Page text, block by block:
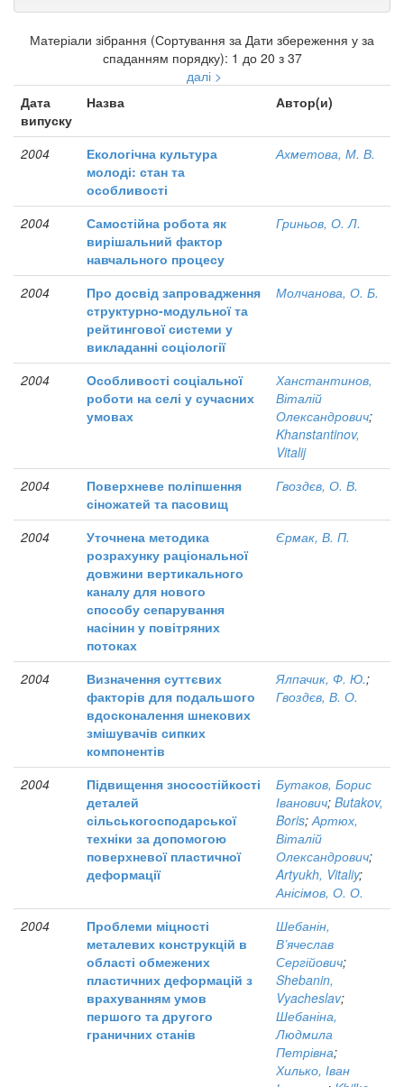
Матеріали зібрання (Сортування за Дати збереження у за
спаданням порядку): 1 до 20 з 37
далі >
Дата
випуску
Назва Автор(и)
2004
Екологічна культура
молоді: стан та
особливості
Ахметова, М. В.
2004
Самостійна робота як
вирішальний фактор
навчального процесу
Гриньов, О. Л.
2004
Про досвід запровадження
структурно-модульної та
рейтингової системи у
викладанні соціології
Молчанова, О. Б.
2004
Особливості соціальної
роботи на селі у сучасних
умовах
Ханстантинов,
Віталій
Олександрович;
Khanstantinov,
Vitalij
2004
Поверхневе поліпшення
сіножатей та пасовищ
Гвоздєв, О. В.
2004
Уточнена методика
розрахунку раціональної
довжини вертикального
каналу для нового
способу сепарування
насінин у повітряних
потоках
Єрмак, В. П.
2004
Визначення суттєвих
факторів для подальшого
вдосконалення шнекових
змішувачів сипких
компонентів
Ялпачик, Ф. Ю.;
Гвоздєв, В. О.
2004
Підвищення зносостійкості
деталей
сільськогосподарської
техніки за допомогою
поверхневої пластичної
деформації
Бутаков, Борис
Іванович; Butakov,
Boris;Артюх,
Віталій
Олександрович;
Artyukh, Vitaliy;
Анісімов, О. О.
2004
Проблеми міцності
металевих конструкцій в
області обмежених
пластичних деформацій з
врахуванням умов
першого та другого
граничних станів
Шебанін,
В’ячеслав
Сергійович;
Shebanin,
Vyacheslav;
Шебаніна,
Людмила
Петрівна;
Хилько, Іван